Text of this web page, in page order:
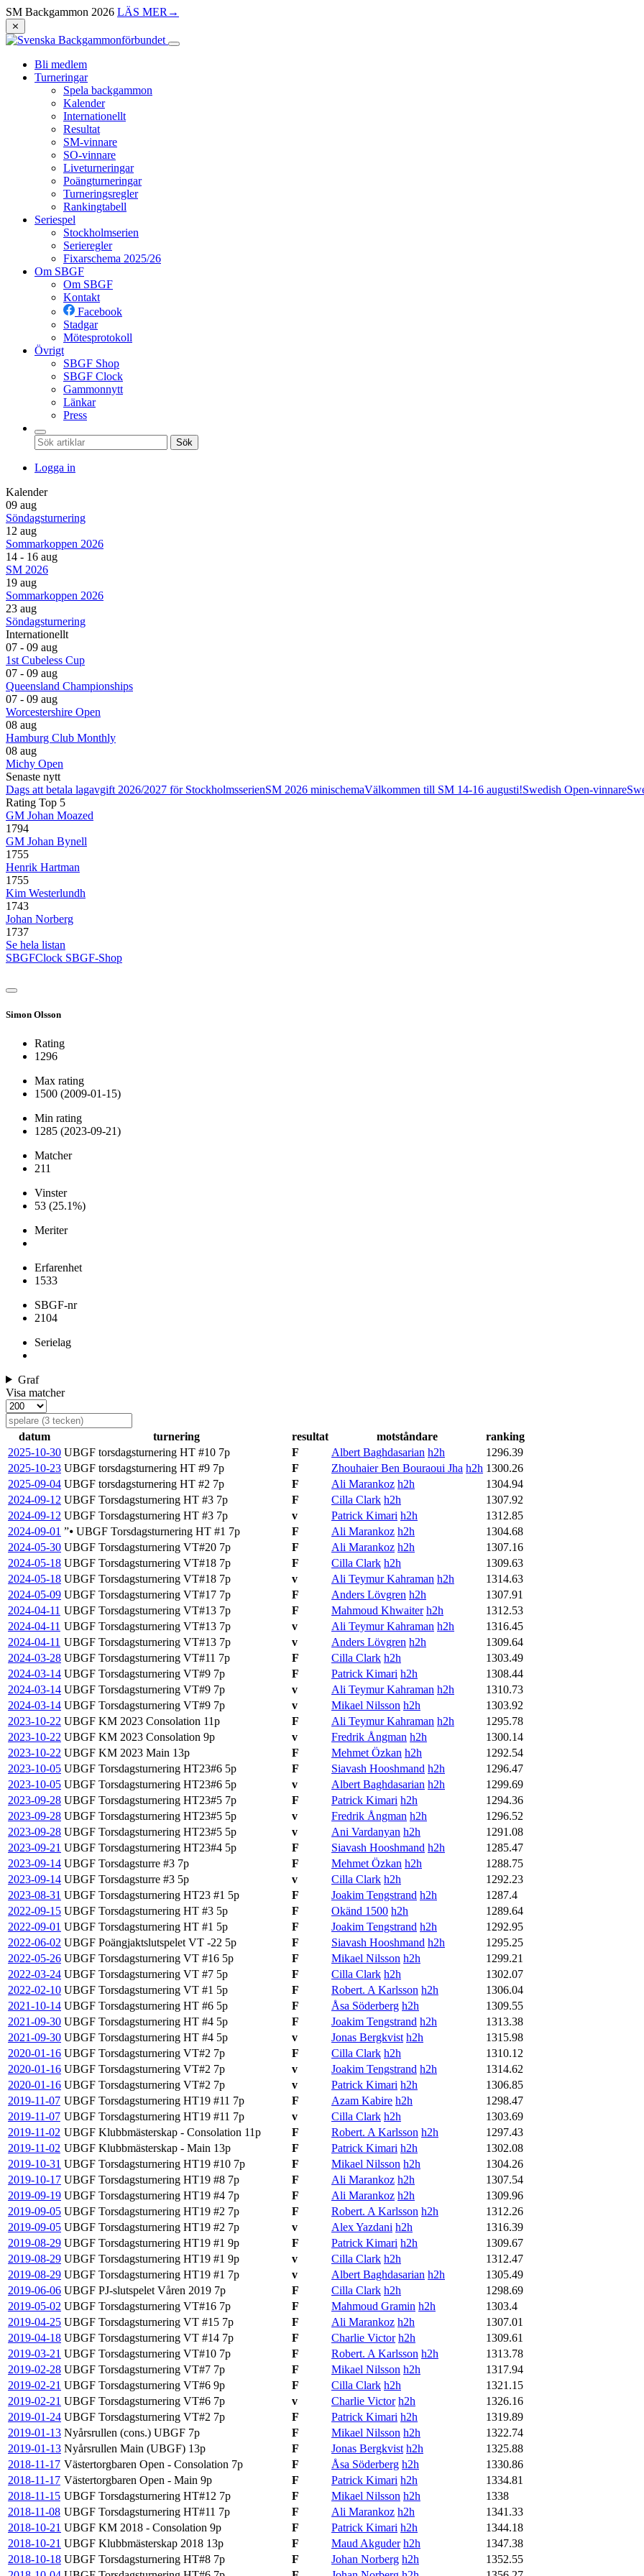
SM Backgammon 2026 LÄS MER →
⨯
Bli medlem
Turneringar
Spela backgammon
Kalender
Internationellt
Resultat
SM-vinnare
SO-vinnare
Liveturneringar
Poängturneringar
Turneringsregler
Rankingtabell
Seriespel
Stockholmserien
Serieregler
Fixarschema 2025/26
Om SBGF
Om SBGF
Kontakt
Facebook
Stadgar
Mötesprotokoll
Övrigt
SBGF Shop
SBGF Clock
Gammonnytt
Länkar
Press
Sök
Logga in
Kalender
09 aug
Söndagsturnering
12 aug
Sommarkoppen 2026
14 - 16 aug
SM 2026
19 aug
Sommarkoppen 2026
23 aug
Söndagsturnering
Internationellt
07 - 09 aug
1st Cubeless Cup
07 - 09 aug
Queensland Championships
07 - 09 aug
Worcestershire Open
08 aug
Hamburg Club Monthly
08 aug
Michy Open
Senaste nytt
Dags att betala lagavgift 2026/2027 för StockholmsserienSM 2026 minischemaVälkommen till SM 14-16 augusti!Swedish Open-vinnare
Rating Top 5
GM Johan Moazed
1794
GM Johan Bynell
1755
Henrik Hartman
1755
Kim Westerlundh
1743
Johan Norberg
1737
Se hela listan
SBGFClock SBGF-Shop
Simon Olsson
Rating
1296
Max rating
1500 (2009-01-15)
Min rating
1285 (2023-09-21)
Matcher
211
Vinster
53 (25.1%)
Meriter
Erfarenhet
1533
SBGF-nr
2104
Serielag
Graf
Visa matcher
datum turnering resultat motståndare
ranking
2025-10-30 UBGF torsdagsturnering HT #10 7p F Albert Baghdasarian h2h
1296.39
2025-10-23 UBGF torsdagsturnering HT #9 7p F Zhouhaier Ben Bouraoui Jha h2h 1300.26
2025-09-04 UBGF torsdagsturnering HT #2 7p F Ali Marankoz h2h
1304.94
2024-09-12 UBGF Torsdagsturnering HT #3 7p F Cilla Clark h2h
1307.92
2024-09-12 UBGF Torsdagsturnering HT #3 7p v Patrick Kimari h2h
1312.85
2024-09-01 ”⦁ UBGF Torsdagsturnering HT #1 7p F Ali Marankoz h2h
1304.68
2024-05-30 UBGF Torsdagsturnering VT#20 7p F Ali Marankoz h2h
1307.16
2024-05-18 UBGF Torsdagsturnering VT#18 7p F Cilla Clark h2h
1309.63
2024-05-18 UBGF Torsdagsturnering VT#18 7p v Ali Teymur Kahraman h2h
1314.63
2024-05-09 UBGF Torsdagsturnering VT#17 7p F Anders Lövgren h2h
1307.91
2024-04-11 UBGF Torsdagsturnering VT#13 7p F Mahmoud Khwaiter h2h
1312.53
2024-04-11 UBGF Torsdagsturnering VT#13 7p v Ali Teymur Kahraman h2h
1316.45
2024-04-11 UBGF Torsdagsturnering VT#13 7p v Anders Lövgren h2h
1309.64
2024-03-28 UBGF Torsdagsturnering VT#11 7p F Cilla Clark h2h
1303.49
2024-03-14 UBGF Torsdagsturnering VT#9 7p F Patrick Kimari h2h
1308.44
2024-03-14 UBGF Torsdagsturnering VT#9 7p v Ali Teymur Kahraman h2h
1310.73
2024-03-14 UBGF Torsdagsturnering VT#9 7p v Mikael Nilsson h2h
1303.92
2023-10-22 UBGF KM 2023 Consolation 11p F Ali Teymur Kahraman h2h
1295.78
2023-10-22 UBGF KM 2023 Consolation 9p v Fredrik Ångman h2h
1300.14
2023-10-22 UBGF KM 2023 Main 13p F Mehmet Özkan h2h
1292.54
2023-10-05 UBGF Torsdagsturnering HT23#6 5p F Siavash Hooshmand h2h
1296.47
2023-10-05 UBGF Torsdagsturnering HT23#6 5p v Albert Baghdasarian h2h
1299.69
2023-09-28 UBGF Torsdagsturnering HT23#5 7p F Patrick Kimari h2h
1294.36
2023-09-28 UBGF Torsdagsturnering HT23#5 5p v Fredrik Ångman h2h
1296.52
2023-09-28 UBGF Torsdagsturnering HT23#5 5p v Ani Vardanyan h2h
1291.08
2023-09-21 UBGF Torsdagsturnering HT23#4 5p F Siavash Hooshmand h2h
1285.47
2023-09-14 UBGF Torsdagsturre #3 7p F Mehmet Özkan h2h
1288.75
2023-09-14 UBGF Torsdagsturre #3 5p v Cilla Clark h2h
1292.23
2023-08-31 UBGF Torsdagsturnering HT23 #1 5p F Joakim Tengstrand h2h
1287.4
2022-09-15 UBGF Torsdagsturnering HT #3 5p F Okänd 1500 h2h
1289.64
2022-09-01 UBGF Torsdagsturnering HT #1 5p F Joakim Tengstrand h2h
1292.95
2022-06-02 UBGF Poängjaktslutspelet VT -22 5p F Siavash Hooshmand h2h
1295.25
2022-05-26 UBGF Torsdagsturnering VT #16 5p F Mikael Nilsson h2h
1299.21
2022-03-24 UBGF Torsdagsturnering VT #7 5p F Cilla Clark h2h
1302.07
2022-02-10 UBGF Torsdagsturnering VT #1 5p F Robert. A Karlsson h2h
1306.04
2021-10-14 UBGF Torsdagsturnering HT #6 5p F Åsa Söderberg h2h
1309.55
2021-09-30 UBGF Torsdagsturnering HT #4 5p F Joakim Tengstrand h2h
1313.38
2021-09-30 UBGF Torsdagsturnering HT #4 5p v Jonas Bergkvist h2h
1315.98
2020-01-16 UBGF Torsdagsturnering VT#2 7p F Cilla Clark h2h
1310.12
2020-01-16 UBGF Torsdagsturnering VT#2 7p v Joakim Tengstrand h2h
1314.62
2020-01-16 UBGF Torsdagsturnering VT#2 7p v Patrick Kimari h2h
1306.85
2019-11-07 UBGF Torsdagsturnering HT19 #11 7p F Azam Kabire h2h
1298.47
2019-11-07 UBGF Torsdagsturnering HT19 #11 7p v Cilla Clark h2h
1303.69
2019-11-02 UBGF Klubbmästerskap - Consolation 11p F Robert. A Karlsson h2h
1297.43
2019-11-02 UBGF Klubbmästerskap - Main 13p F Patrick Kimari h2h
1302.08
2019-10-31 UBGF Torsdagsturnering HT19 #10 7p F Mikael Nilsson h2h
1304.26
2019-10-17 UBGF Torsdagsturnering HT19 #8 7p F Ali Marankoz h2h
1307.54
2019-09-19 UBGF Torsdagsturnering HT19 #4 7p F Ali Marankoz h2h
1309.96
2019-09-05 UBGF Torsdagsturnering HT19 #2 7p F Robert. A Karlsson h2h
1312.26
2019-09-05 UBGF Torsdagsturnering HT19 #2 7p v Alex Yazdani h2h
1316.39
2019-08-29 UBGF Torsdagsturnering HT19 #1 9p F Patrick Kimari h2h
1309.67
2019-08-29 UBGF Torsdagsturnering HT19 #1 9p v Cilla Clark h2h
1312.47
2019-08-29 UBGF Torsdagsturnering HT19 #1 7p v Albert Baghdasarian h2h
1305.49
2019-06-06 UBGF PJ-slutspelet Våren 2019 7p F Cilla Clark h2h
1298.69
2019-05-02 UBGF Torsdagsturnering VT#16 7p F Mahmoud Gramin h2h
1303.4
2019-04-25 UBGF Torsdagsturnering VT #15 7p F Ali Marankoz h2h
1307.01
2019-04-18 UBGF Torsdagsturnering VT #14 7p F Charlie Victor h2h
1309.61
2019-03-21 UBGF Torsdagsturnering VT#10 7p F Robert. A Karlsson h2h
1313.78
2019-02-28 UBGF Torsdagsturnering VT#7 7p F Mikael Nilsson h2h
1317.94
2019-02-21 UBGF Torsdagsturnering VT#6 9p F Cilla Clark h2h
1321.15
2019-02-21 UBGF Torsdagsturnering VT#6 7p v Charlie Victor h2h
1326.16
2019-01-24 UBGF Torsdagsturnering VT#2 7p F Patrick Kimari h2h
1319.89
2019-01-13 Nyårsrullen (cons.) UBGF 7p F Mikael Nilsson h2h
1322.74
2019-01-13 Nyårsrullen Main (UBGF) 13p F Jonas Bergkvist h2h
1325.88
2018-11-17 Västertorgbaren Open - Consolation 7p F Åsa Söderberg h2h
1330.86
2018-11-17 Västertorgbaren Open - Main 9p F Patrick Kimari h2h
1334.81
2018-11-15 UBGF Torsdagsturnering HT#12 7p F Mikael Nilsson h2h
1338
2018-11-08 UBGF Torsdagsturnering HT#11 7p F Ali Marankoz h2h
1341.33
2018-10-21 UBGF KM 2018 - Consolation 9p F Patrick Kimari h2h
1344.18
2018-10-21 UBGF Klubbmästerskap 2018 13p F Maud Akguder h2h
1347.38
2018-10-18 UBGF Torsdagsturnering HT#8 7p F Johan Norberg h2h
1352.55